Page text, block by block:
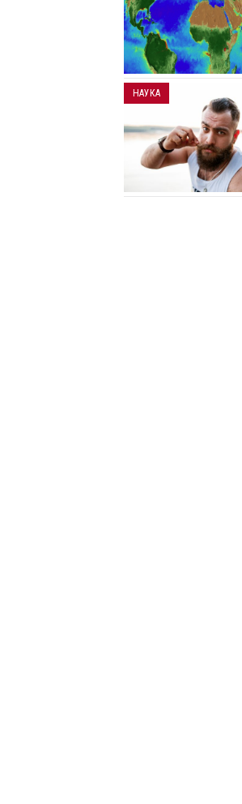
НАУКА